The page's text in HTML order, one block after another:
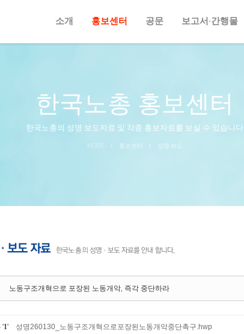
소개 홍보센터 공문 보고서·간행물
한국노총 홍보센터
한국노총의 성명·보도자료 및 각종 홍보자료를 보실 수 있습니다
HOME 홍보센터 성명·보도
노동구조개혁으로 포장된 노동개악, 즉각 중단하라
'1' 성명260130_노동구조개혁으로포장된노동개악중단촉구.hwp